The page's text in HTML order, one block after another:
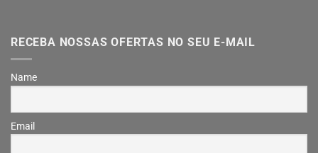
RECEBA NOSSAS OFERTAS NO SEU E-MAIL
Name
Email